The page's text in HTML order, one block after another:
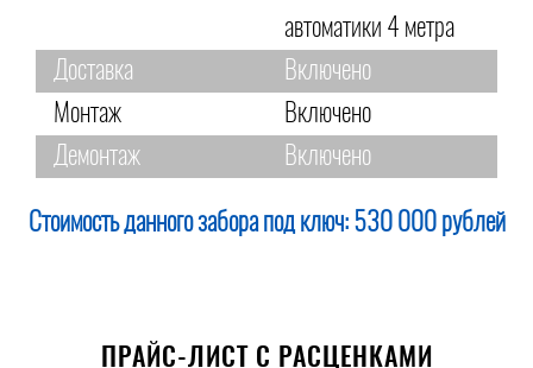
автоматики 4 метра
Доставка
Включено
Монтаж
Включено
Демонтаж
Включено
Стоимость данного забора под ключ: 530 000 рублей
ПРАЙС-ЛИСТ С РАСЦЕНКАМИ